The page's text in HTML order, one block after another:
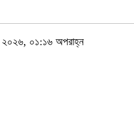
২০২৬, ০১:১৬ অপরাহ্ন